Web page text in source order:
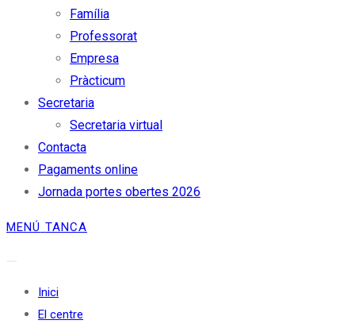
Família
Professorat
Empresa
Pràcticum
Secretaria
Secretaria virtual
Contacta
Pagaments online
Jornada portes obertes 2026
MENÚ TANCA
Inici
El centre